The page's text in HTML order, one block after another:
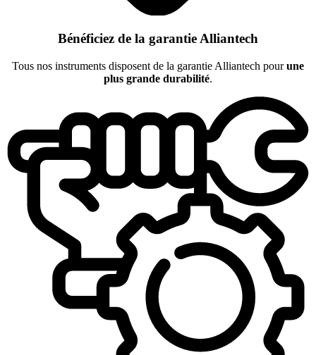
Bénéficiez de la garantie Alliantech
Tous nos instruments disposent de la garantie Alliantech pourune
plus grande durabilité.